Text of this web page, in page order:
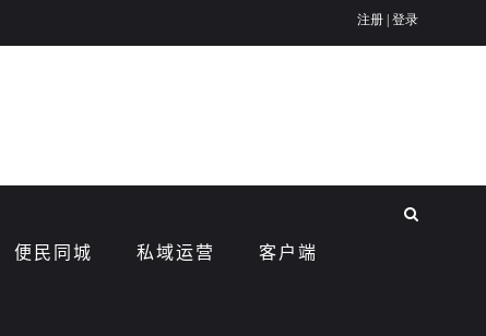
便民同城 私域运营 客户端